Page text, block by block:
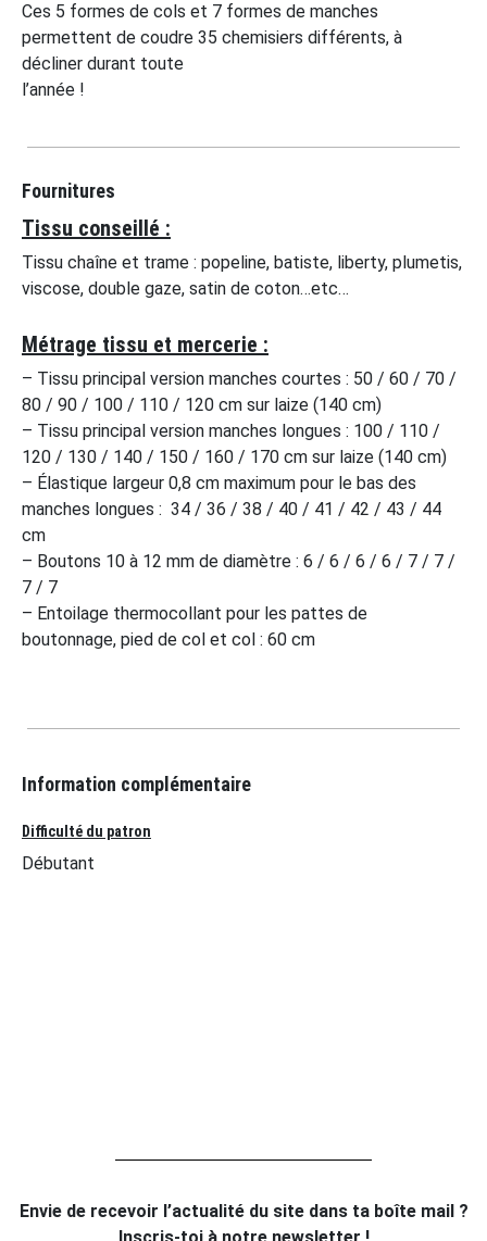
Ces 5 formes de cols et 7 formes de manches
permettent de coudre 35 chemisiers différents, à
décliner durant toute
l’année !
Fournitures
Tissu conseillé :
Tissu chaîne et trame : popeline, batiste, liberty, plumetis,
viscose, double gaze, satin de coton…etc…
Métrage tissu et mercerie :
– Tissu principal version manches courtes : 50 / 60 / 70 /
80 / 90 / 100 / 110 / 120 cm sur laize (140 cm)
– Tissu principal version manches longues : 100 / 110 /
120 / 130 / 140 / 150 / 160 / 170 cm sur laize (140 cm)
– Élastique largeur 0,8 cm maximum pour le bas des
manches longues : 34 / 36 / 38 / 40 / 41 / 42 / 43 / 44
cm
– Boutons 10 à 12 mm de diamètre : 6 / 6 / 6 / 6 / 7 / 7 /
7 / 7
– Entoilage thermocollant pour les pattes de
boutonnage, pied de col et col : 60 cm
Information complémentaire
Difficulté du patron
Débutant
Envie de recevoir l’actualité du site dans ta boîte mail ?